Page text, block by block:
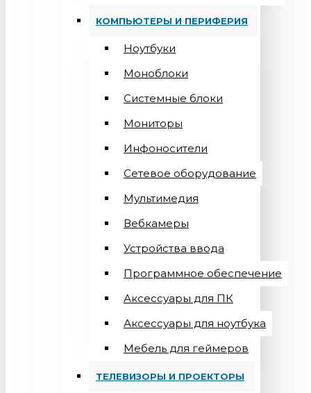
КОМПЬЮТЕРЫ И ПЕРИФЕРИЯ
Ноутбуки
Моноблоки
Системные блоки
Мониторы
Инфоносители
Сетевое оборудование
Мультимедия
Вебкамеры
Устройства ввода
Программное обеспечение
Аксессуары для ПК
Аксессуары для ноутбука
Мебель для геймеров
ТЕЛЕВИЗОРЫ И ПРОЕКТОРЫ